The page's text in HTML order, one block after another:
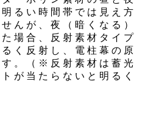
るい時間帯では見え方
んが、夜（暗くなる）
場合、反射素材タイプ
く反射し、電柱幕の原
。（※反射素材は蓄光
が当たらないと明るく